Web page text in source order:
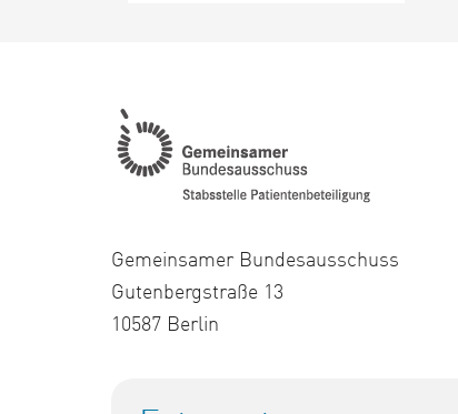
Gemeinsamer Bundesausschuss
Gutenbergstraße 13
10587 Berlin